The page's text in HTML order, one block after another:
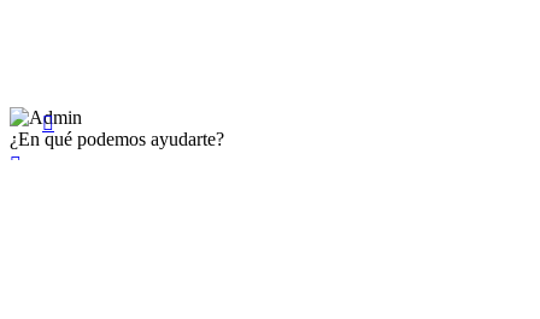
¿En qué podemos ayudarte?

